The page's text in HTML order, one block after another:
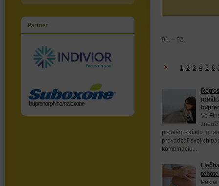
91. – 92.
1 2 3 4 5 6
prešli
Vo
problém začalo
prevádzať svojich
kombináciu...